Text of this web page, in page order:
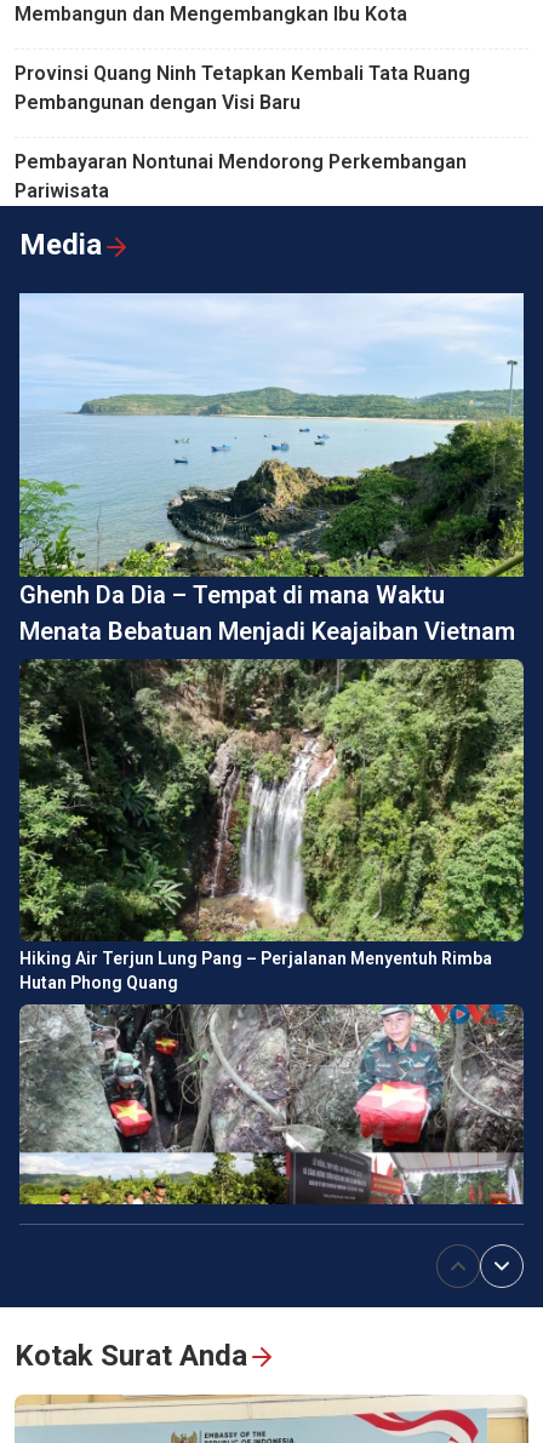
Membangun dan Mengembangkan Ibu Kota
Provinsi Quang Ninh Tetapkan Kembali Tata Ruang
Pembangunan dengan Visi Baru
Pembayaran Nontunai Mendorong Perkembangan
Pariwisata
Media
Hiking Air Terjun Lung Pang – Perjalanan Menyentuh Rimba
Hutan Phong Quang
"Kampanye 500 Hari Siang dan Malam": Panggilan dari Hati
Abadi
Ghenh Da Dia – Tempat di mana Waktu
Menata Bebatuan Menjadi Keajaiban Vietnam
Kotak Surat Anda